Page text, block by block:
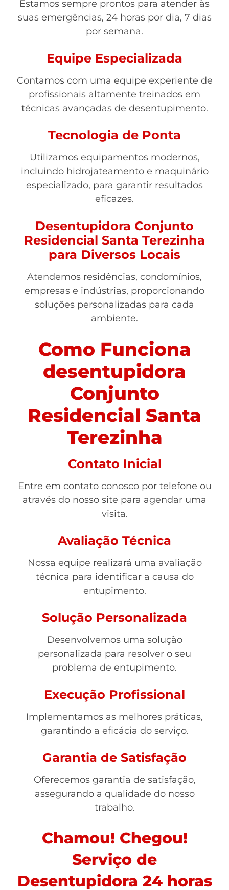
Estamos sempre prontos para atender às
suas emergências, 24 horas por dia, 7 dias
por semana.
Equipe Especializada
Contamos com uma equipe experiente de
profissionais altamente treinados em
técnicas avançadas de desentupimento.
Tecnologia de Ponta
Utilizamos equipamentos modernos,
incluindo hidrojateamento e maquinário
especializado, para garantir resultados
eficazes.
Desentupidora Conjunto
Residencial Santa Terezinha
para Diversos Locais
Atendemos residências, condomínios,
empresas e indústrias, proporcionando
soluções personalizadas para cada
ambiente.
Como Funciona
desentupidora
Conjunto
Residencial Santa
Terezinha
Contato Inicial
Entre em contato conosco por telefone ou
através do nosso site para agendar uma
visita.
Avaliação Técnica
Nossa equipe realizará uma avaliação
técnica para identificar a causa do
entupimento.
Solução Personalizada
Desenvolvemos uma solução
personalizada para resolver o seu
problema de entupimento.
Execução Profissional
Implementamos as melhores práticas,
garantindo a eficácia do serviço.
Garantia de Satisfação
Oferecemos garantia de satisfação,
assegurando a qualidade do nosso
trabalho.
Chamou! Chegou!
Serviço de
Desentupidora 24 horas